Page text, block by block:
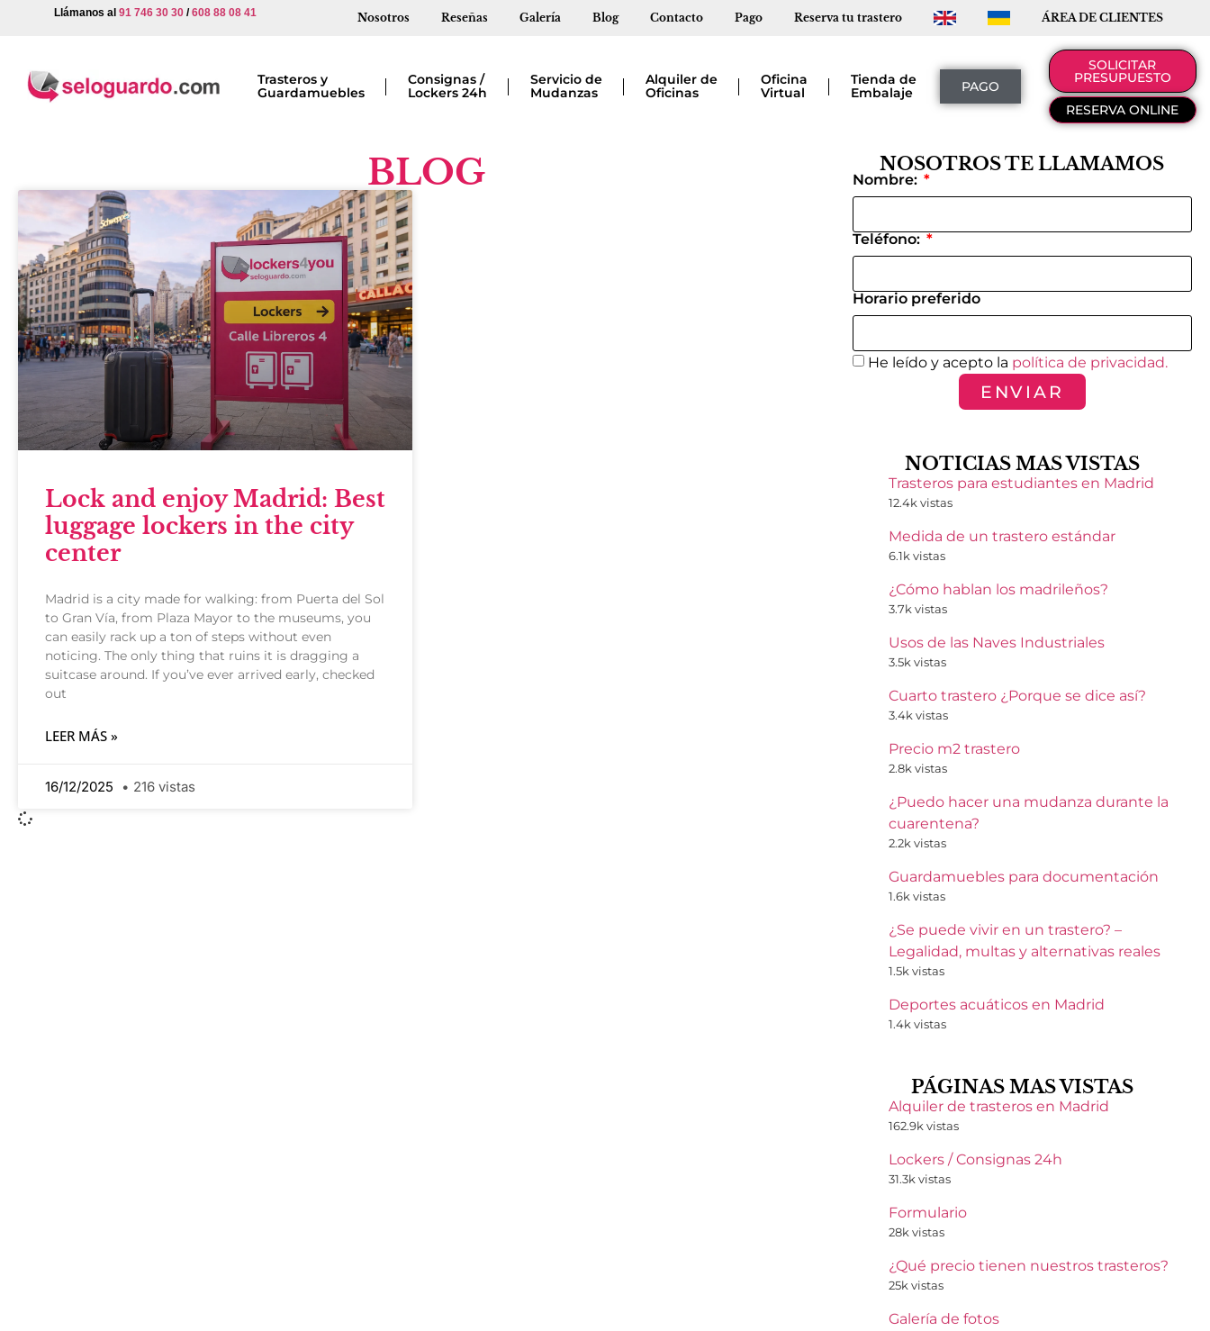
Llámanos al91 746 30 30 /608 88 08 41 Nosotros Reseñas Galería Blog Contacto Pago Reserva tu trastero ÁREA DE CLIENTES
Trasteros y
Guardamuebles
Consignas /
Lockers 24h
Servicio de
Mudanzas
Alquiler de
Oficinas
Oficina
Virtual
Tienda de
Embalaje
PAGO
SOLICITAR
PRESUPUESTO
RESERVA ONLINE
BLOG
Lock and enjoy Madrid: Best
luggage lockers in the city
center
Madrid is a city made for walking: from Puerta del Sol
to Gran Vía, from Plaza Mayor to the museums, you
can easily rack up a ton of steps without even
noticing. The only thing that ruins it is dragging a
suitcase around. If you’ve ever arrived early, checked
out
LEER MÁS »
16/12/2025 216 vistas
NOSOTROS TE LLAMAMOS
Nombre:
Teléfono:
Horario preferido
He leído y acepto la política de privacidad.
ENVIAR
NOTICIAS MAS VISTAS
Trasteros para estudiantes en Madrid
12.4k vistas
Medida de un trastero estándar
6.1k vistas
¿Cómo hablan los madrileños?
3.7k vistas
Usos de las Naves Industriales
3.5k vistas
Cuarto trastero ¿Porque se dice así?
3.4k vistas
Precio m2 trastero
2.8k vistas
¿Puedo hacer una mudanza durante la
cuarentena?
2.2k vistas
Guardamuebles para documentación
1.6k vistas
¿Se puede vivir en un trastero? –
Legalidad, multas y alternativas reales
1.5k vistas
Deportes acuáticos en Madrid
1.4k vistas
PÁGINAS MAS VISTAS
Alquiler de trasteros en Madrid
162.9k vistas
Lockers / Consignas 24h
31.3k vistas
Formulario
28k vistas
¿Qué precio tienen nuestros trasteros?
25k vistas
Galería de fotos